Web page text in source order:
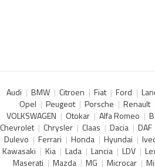
Audi BMW Citroen Fiat Ford
Opel
Peugeot Porsche Renault
VOLKSWAGEN
Otokar Alfa Romeo
Chevrolet
Chrysler Claas Dacia DAF
Dulevo
Ferrari Honda Hyundai
Kawasaki
Kia Lada Lancia LDV
Maserati
Mazda MG Microcar